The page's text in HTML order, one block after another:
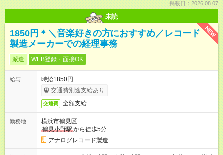
掲載日：2026.08.07
未読
NEW
1850円＊＼音楽好きの方におすすめ／レコード
製造メーカーでの経理事務
派遣 WEB登録・面接OK
給与
時給1850円
交通費別途支給あり
交通費 全額支給
勤務地
横浜市鶴見区
鶴見小野駅から徒歩5分
アナログレコード製造